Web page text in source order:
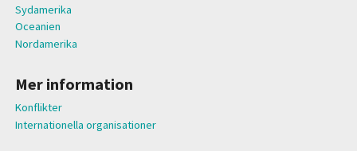
Sydamerika
Oceanien
Nordamerika
Mer information
Konflikter
Internationella organisationer